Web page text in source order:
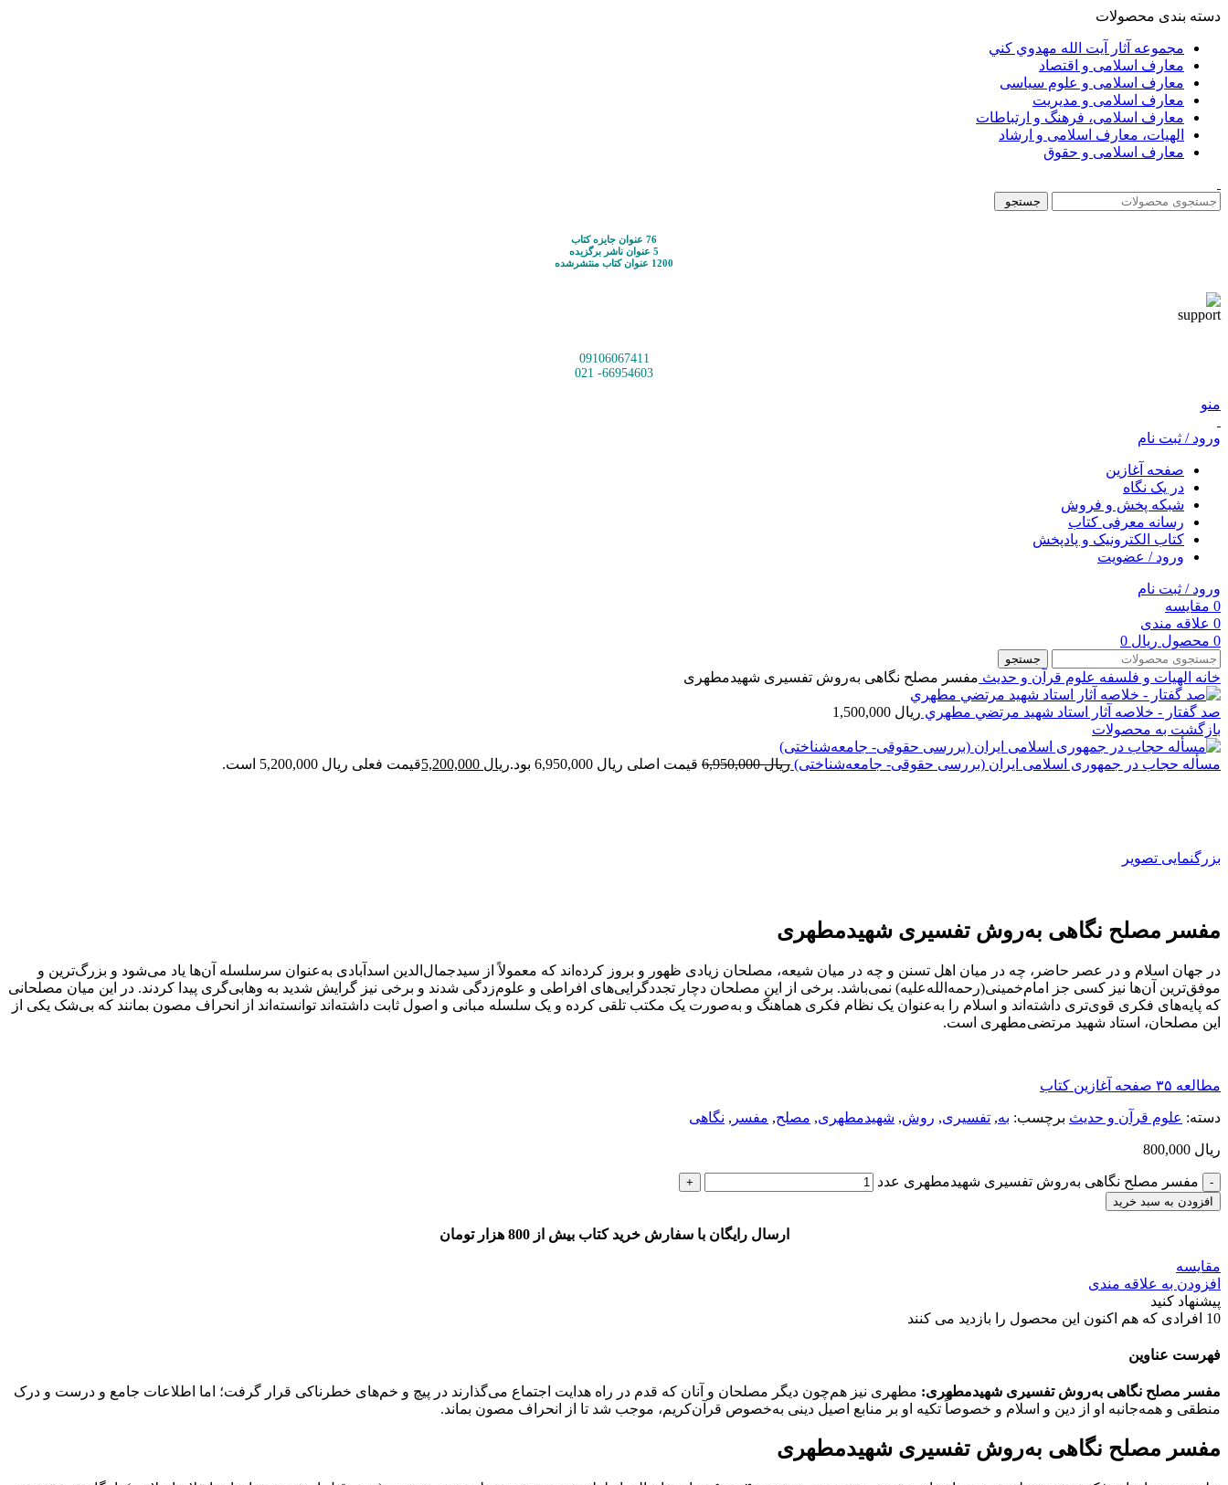
دسته بندی محصولات
مجموعه آثار آيت الله مهدوي كني
معارف اسلامی و اقتصاد
معارف اسلامی و علوم سیاسی
معارف اسلامی و مدیریت
معارف اسلامی، فرهنگ و ارتباطات
الهیات، معارف اسلامی و ارشاد
معارف اسلامی و حقوق
جستجو
76 عنوان جایزه کتاب
5 عنوان ناشر برگزیده
1200 عنوان کتاب منتشرشده
09106067411
66954603- 021
منو
ورود / ثبت نام
صفحه آغازین
در یک نگاه
شبکه پخش و فروش
رسانه معرفی کتاب
کتاب الکترونیک و پادپخش
ورود / عضویت
ورود / ثبت نام
0 مقایسه
0 علاقه مندی
0 محصول ریال
جستجو
خانه الهیات و فلسفه علوم قرآن و حدیث مفسر مصلح نگاهی به‌روش تفسیری شهیدمطهری
صد گفتار - خلاصه آثار استاد شهيد مرتضي مطهري ریال
بازگشت به محصولات
مسأله‌ حجاب در جمهوری اسلامی ایران (بررسی حقوقی- جامعه‌شناختی) ریال6,950,000 قیمت اصلی ریال 6,950,000 بود. ریال قیمت فعلی ریال 5,200,000 است.
بزرگنمایی تصویر
مفسر مصلح نگاهی به‌روش تفسیری شهیدمطهری
در جهان اسلام و در عصر حاضر، چه در میان اهل تسنن و چه در میان شیعه، مصلحان زیادی ظهور و بروز کرده‌اند که معمولاً از سیدجمال‌الدین اسدآبادی به‌عنوان سرسلسله آن‌ها یاد می‌شود و بزرگ‌ترین و
موفق‌ترین آن‌ها نیز کسی جز امام‌خمینی(رحمه‌الله‌علیه) نمی‌باشد. برخی از این مصلحان دچار تجدد‌گرایی‌های افراطی و علوم‌زدگی شدند و برخی نیز گرایش شدید به وهابی‌گری پیدا کردند. در این میان مصلحانی
که پایه‌های فکری قوی‌تری داشته‌اند و اسلام را به‌عنوان یک نظام فکری هماهنگ و به‌صورت یک مکتب تلقی کرده و یک سلسله مبانی و اصول ثابت داشته‌اند توانسته‌اند از انحراف مصون بمانند که بی‌شک یکی از
این مصلحان، استاد شهید مرتضی‌مطهری است.
مطالعه ۳۵ صفحه آغازین کتاب
دسته: علوم قرآن و حدیث برچسب: به‌, تفسیری, روش, شهیدمطهری, مصلح, مفسر , نگاهی
ریال
مفسر مصلح نگاهی به‌روش تفسیری شهیدمطهری عدد
افزودن به سبد خرید
ارسال رایگان با سفارش خرید کتاب بیش از 800 هزار تومان
مقایسه
افزودن به علاقه مندی
پیشنهاد کنید
10 افرادی که هم اکنون این محصول را بازدید می کنند
فهرست عناوین
مفسر مصلح نگاهی به‌روش تفسیری شهیدمطهری: مطهری نیز هم‌چون دیگر مصلحان و آنان که قدم در راه هدایت اجتماع می‌گذارند در پیچ و خم‌های خطرناکی قرار گرفت؛ اما اطلاعات جامع و درست و درک
منطقی و همه‌جانبه او از دین و اسلام و خصوصاً تکیه او بر منابع اصیل دینی به‌خصوص قرآن‌کریم، موجب شد تا از انحراف مصون بماند.
مفسر مصلح نگاهی به‌روش تفسیری شهیدمطهری